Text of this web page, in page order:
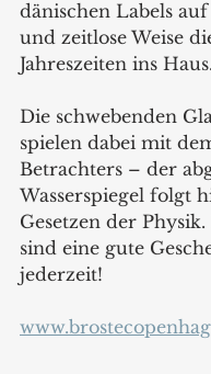
dänischen Labels
und zeitlose Weise
Jahreszeiten ins Haus.
Die schwebenden
spielen dabei mit
Betrachters – der
Wasserspiegel folgt
Gesetzen der Physik.
sind eine gute
jederzeit!